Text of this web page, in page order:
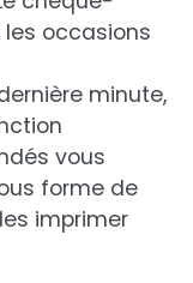
occasions
minute,
vous
forme de
imprimer